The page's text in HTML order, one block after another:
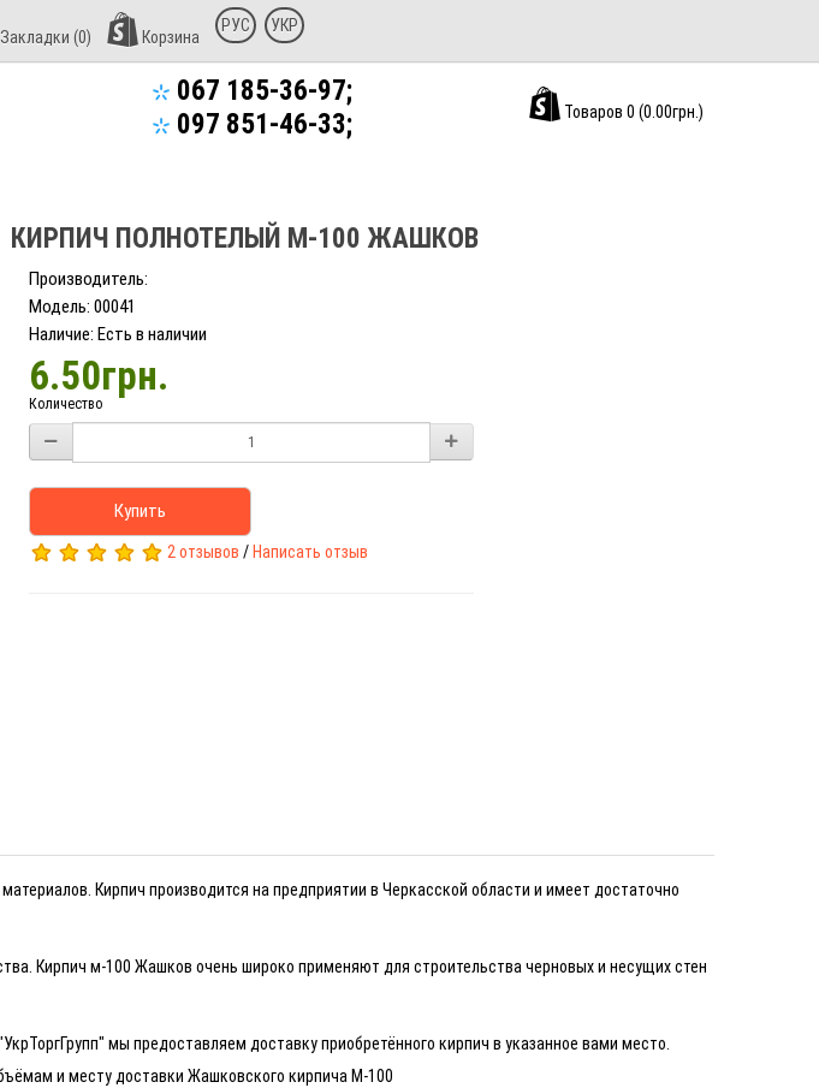
Закладки (0) Корзина
РУС УКР
067 185-36-97;
097 851-46-33;
Товаров 0 (0.00грн.)
КИРПИЧ ПОЛНОТЕЛЫЙ М-100 ЖАШКОВ
Производитель:
Модель: 00041
Наличие: Есть в наличии
6.50грн.
Количество
Купить
2 отзывов / Написать отзыв
Кирпич производится на предприятии в Черкасской области и имеет достаточно
Кирпич м-100 Жашков очень широко применяют для строительства черновых и несущих стен
мы предоставляем доставку приобретённого кирпич в указанное вами место.
и месту доставки Жашковского кирпича М-100